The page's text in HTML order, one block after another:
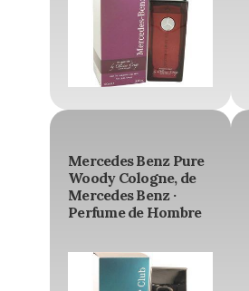
Mercedes Benz Pure
Woody Cologne, de
Mercedes Benz ·
Perfume de Hombre